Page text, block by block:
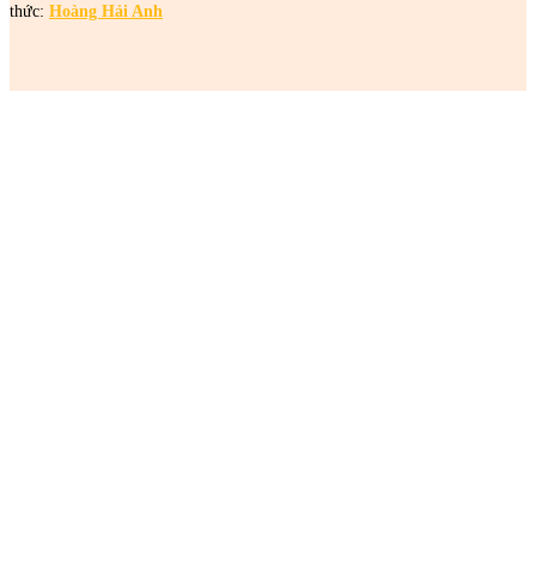
thức: Hoàng Hải Anh